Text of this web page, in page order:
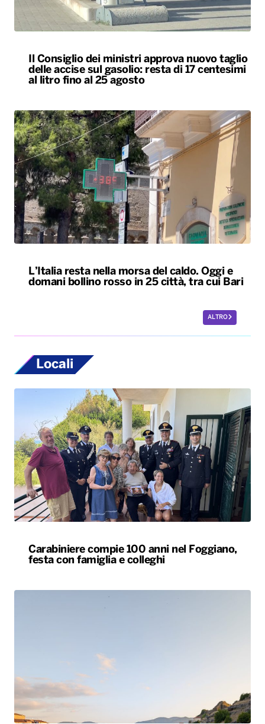
Il Consiglio dei ministri approva nuovo taglio
delle accise sul gasolio: resta di 17 centesimi
al litro fino al 25 agosto
L’Italia resta nella morsa del caldo. Oggi e
domani bollino rosso in 25 città, tra cui Bari
ALTRO
Locali
Carabiniere compie 100 anni nel Foggiano,
festa con famiglia e colleghi